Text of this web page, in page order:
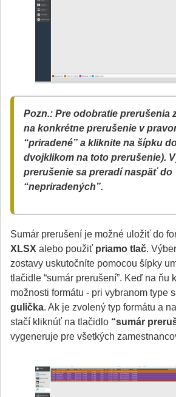
Pozn.: Pre odobratie prerušenia
na konkrétne prerušenie v
“priradené” a kliknite na šípku
dvojklikom na toto prerušenie).
prerušenie sa preradí naspäť do
“nepriradených”.
Sumár prerušení je možné uložiť do
XLSX alebo použiť priamo tlač.
zostavy uskutočníte pomocou šípky
tlačidle “sumár prerušení”. Keď na ňu
možnosti formátu - pri vybranom type
gulička. Ak je zvolený typ formátu a
stačí kliknúť na tlačidlo “sumár
vygeneruje pre všetkých